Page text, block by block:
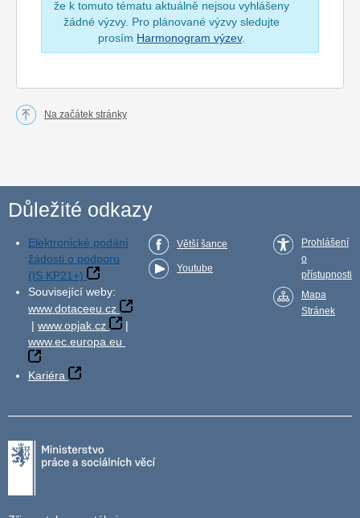
že k tomuto tématu aktuálně nejsou vyhlášeny
žádné výzvy. Pro plánované výzvy sledujte
prosím Harmonogram výzev.
Na začátek stránky
Důležité odkazy
Elektronické podání
žádosti o podporu
(IS KP21+)
Související weby:
www.dotaceeu.cz
| www.opjak.cz
|
www.ec.europa.eu
Kariéra
Větší šance
Youtube
Prohlášení
o
přístupnosti
Mapa
Stránek